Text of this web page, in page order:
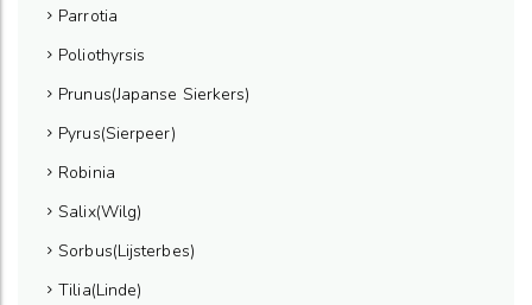
Parrotia
Poliothyrsis
Prunus(Japanse Sierkers)
Pyrus(Sierpeer)
Robinia
Salix(Wilg)
Sorbus(Lijsterbes)
Tilia(Linde)